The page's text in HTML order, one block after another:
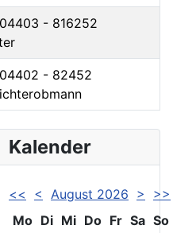
- 816252
- 82452
Kalender
<< < August 2026 >
>>
Mo Di Mi Do Fr Sa So